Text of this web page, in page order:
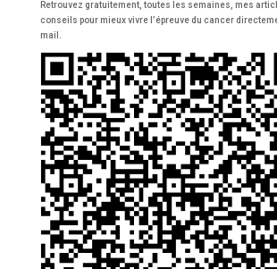
Retrouvez gratuitement, toutes les semaines, mes
conseils pour mieux vivre l’épreuve du cancer
mail.